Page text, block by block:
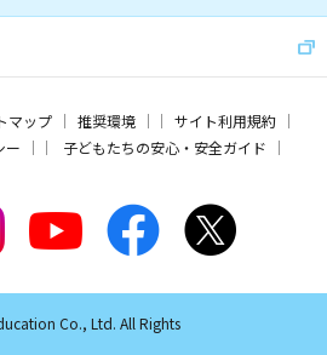
マップ 推奨環境
サイト利用規約
ー
子どもたちの安心・安全ガイド
Co., Ltd. All Rights